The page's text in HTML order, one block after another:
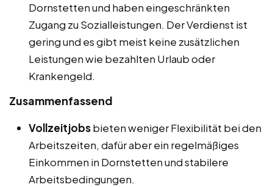
Dornstetten und haben eingeschränkten
Zugang zu Sozialleistungen. Der Verdienst ist
gering und es gibt meist keine zusätzlichen
Leistungen wie bezahlten Urlaub oder
Krankengeld.
Zusammenfassend
Vollzeitjobsbieten weniger Flexibilität bei den
Arbeitszeiten, dafür aber ein regelmäßiges
Einkommen in Dornstetten und stabilere
Arbeitsbedingungen.